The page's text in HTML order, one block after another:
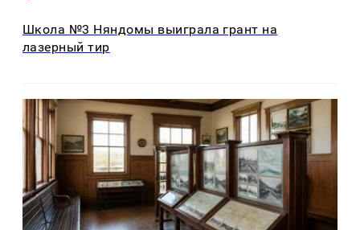
Школа №3 Няндомы выиграла грант на
лазерный тир